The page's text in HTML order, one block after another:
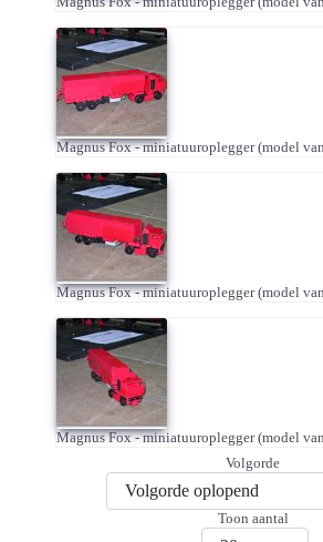
Magnus Fox - miniatuuroplegger (model
Magnus Fox - miniatuuroplegger (model
Magnus Fox - miniatuuroplegger (model
Volgorde
Toon aantal